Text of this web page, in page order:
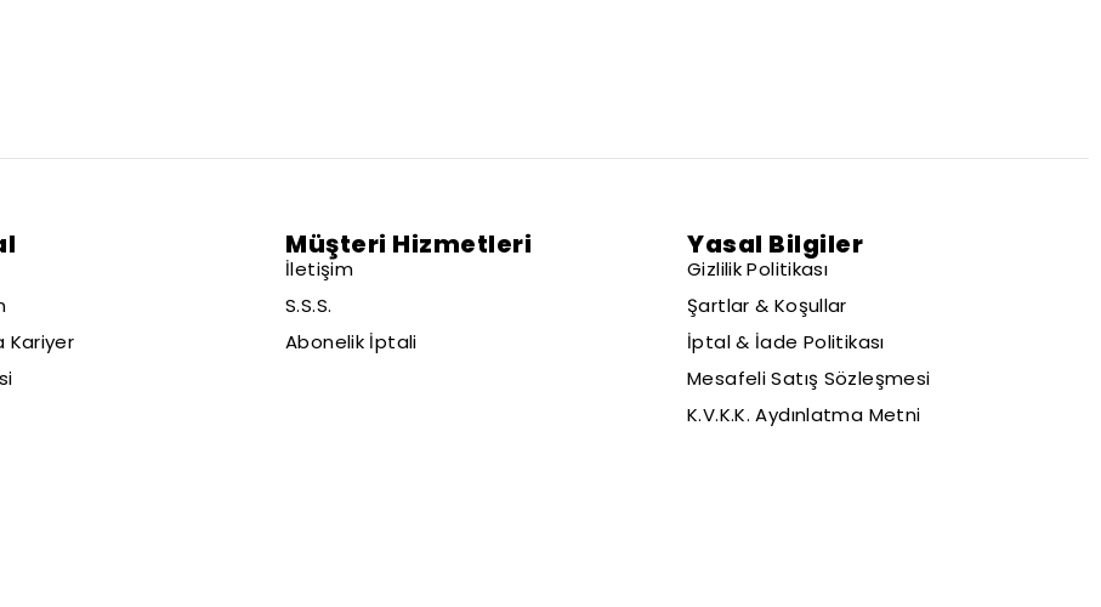
Kariyer
Müşteri Hizmetleri
İletişim
S.S.S.
Abonelik İptali
Yasal Bilgiler
Gizlilik Politikası
Şartlar & Koşullar
İptal & İade Politikası
Mesafeli Satış Sözleşmesi
K.V.K.K. Aydınlatma Metni